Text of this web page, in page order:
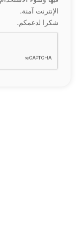
الإنترنت آمنة.
شكرا لدعمكم.